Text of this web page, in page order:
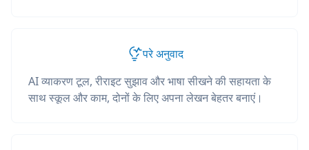
परे अनुवाद
AI व्याकरण टूल, रीराइट सुझाव और भाषा सीखने की सहायता के
साथ स्कूल और काम, दोनों के लिए अपना लेखन बेहतर बनाएं।